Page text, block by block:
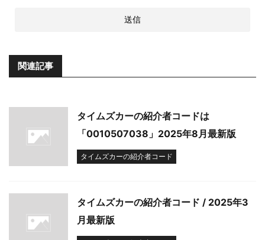
関連記事
タイムズカーの紹介者コードは
「0010507038」2025年8月最新版
タイムズカーの紹介者コード
タイムズカーの紹介者コード / 2025年3
月最新版